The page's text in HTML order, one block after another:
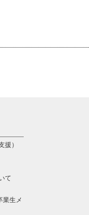
援）
て
業生メ